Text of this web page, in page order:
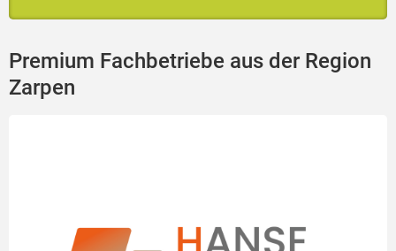
Premium Fachbetriebe aus der Region
Zarpen